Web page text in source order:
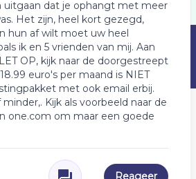
uitgaan dat je ophangt met meer
Het zijn, heel kort gezegd,
hun af wilt moet uw heel
ik en 5 vrienden van mij. Aan
OP, kijk naar de doorgestreept
euro's per maand is NIET
met ook email erbij.
Kijk als voorbeeld naar de
one.com om maar een goede
Reageer